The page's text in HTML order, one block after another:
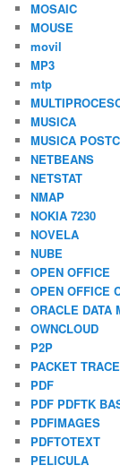
MOSAIC
MOUSE
movil
MP3
mtp
MUSICA
MUSICA
NETBEANS
NETSTAT
NMAP
NOKIA 7230
NOVELA
NUBE
OPEN OFFICE
OPEN OFFICE
ORACLE DATA
OWNCLOUD
P2P
PACKET
PDF
PDF PDFTK
PDFIMAGES
PDFTOTEXT
PELICULA